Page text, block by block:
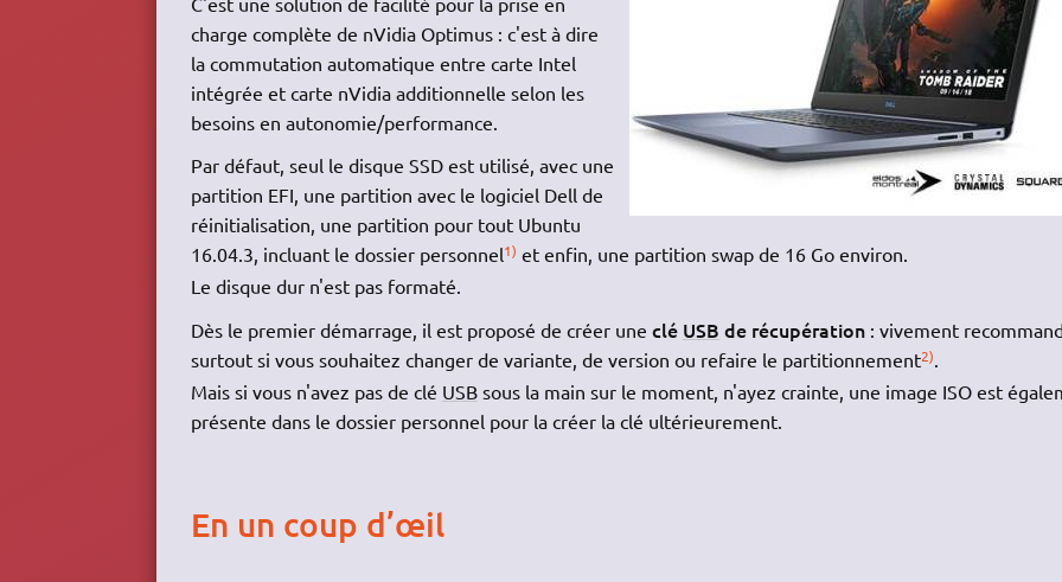
charge complète de nVidia Optimus : c'est à dire
la commutation automatique entre carte Intel
intégrée et carte nVidia additionnelle selon les
besoins en autonomie/performance.
Par défaut, seul le disque SSD est utilisé, avec une
partition EFI, une partition avec le logiciel Dell de
réinitialisation, une partition pour tout Ubuntu
16.04.3, incluant le dossier personnel1) et enfin, une partition swap de 16 Go environ.
Le disque dur n'est pas formaté.
Dès le premier démarrage, il est proposé de créer une clé USB de récupération: vivement
surtout si vous souhaitez changer de variante, de version ou refaire le partitionnement2)
Mais si vous n'avez pas de clé USBsous la main sur le moment, n'ayez crainte, une image ISO est
présente dans le dossier personnel pour la créer la clé ultérieurement.
En un coup d’œil